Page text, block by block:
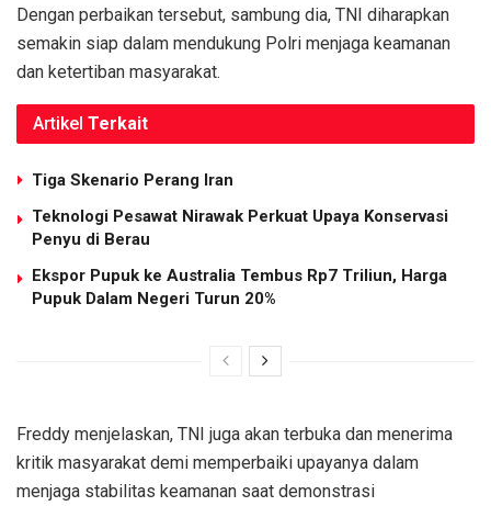
Dengan perbaikan tersebut, sambung dia, TNI diharapkan
semakin siap dalam mendukung Polri menjaga keamanan
dan ketertiban masyarakat.
Artikel Terkait
Tiga Skenario Perang Iran
Teknologi Pesawat Nirawak Perkuat Upaya Konservasi
Penyu di Berau
Ekspor Pupuk ke Australia Tembus Rp7 Triliun, Harga
Pupuk Dalam Negeri Turun 20%
Freddy menjelaskan, TNI juga akan terbuka dan menerima
kritik masyarakat demi memperbaiki upayanya dalam
menjaga stabilitas keamanan saat demonstrasi